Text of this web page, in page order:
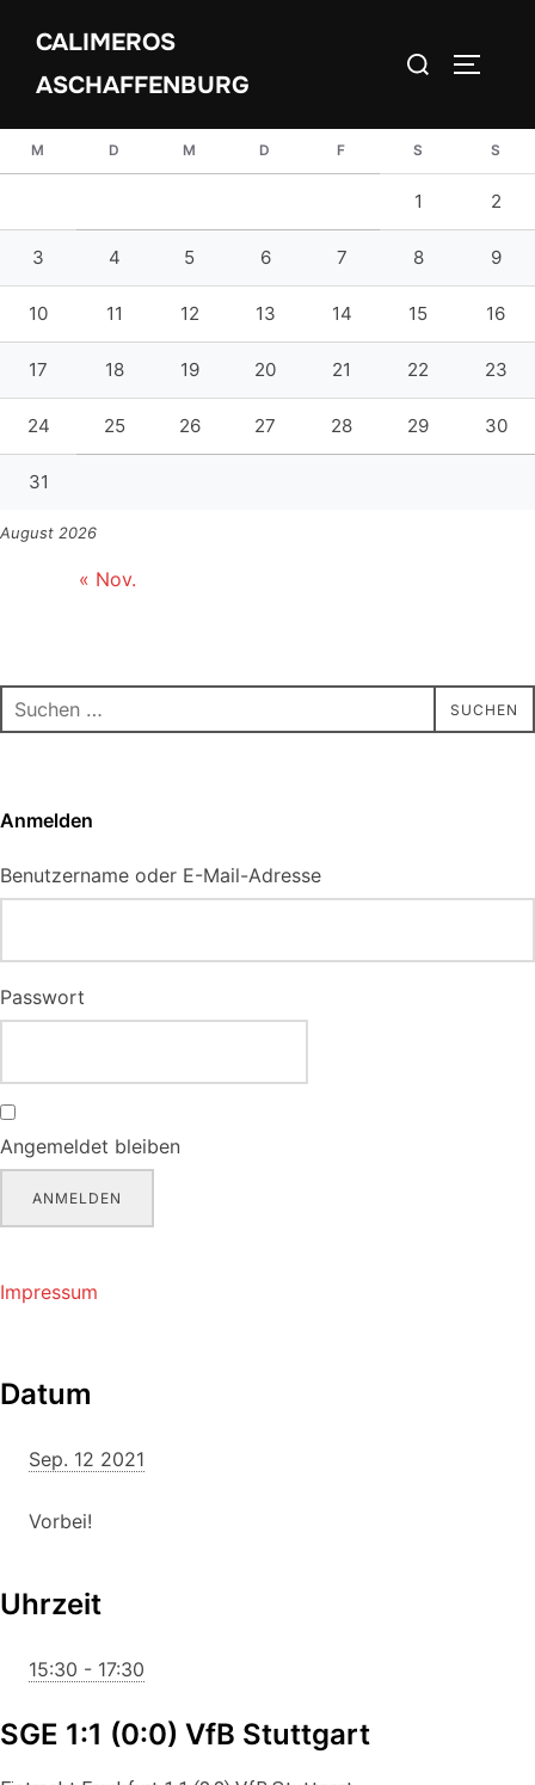
Inhalt
springen
CALIMEROS
ASCHAFFENBURG
Suchen
August 2026
M D M D F S S
1 2
3 4 5 6 7 8 9
10 11 12 13 14 15 16
17 18 19 20 21 22 23
24 25 26 27 28 29 30
31
« Nov.
Suchen
nach:
SUCHEN
Anmelden
Benutzername oder E-Mail-Adresse
Passwort
Angemeldet bleiben
ANMELDEN
Impressum
Datum
Sep. 12 2021
Vorbei!
Uhrzeit
15:30 - 17:30
SGE 1:1 (0:0) VfB Stuttgart